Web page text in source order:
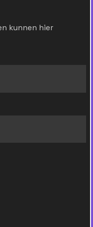
kunnen hier